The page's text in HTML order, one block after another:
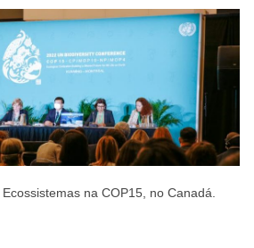
na COP15, no Canadá.